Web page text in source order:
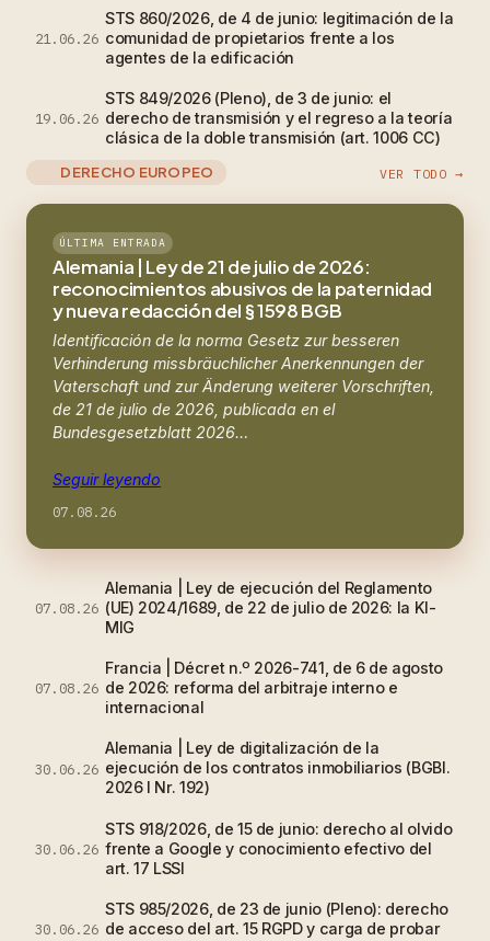
21.06.26
STS 860/2026, de 4 de junio: legitimación de la
comunidad de propietarios frente a los
agentes de la edificación
19.06.26
STS 849/2026 (Pleno), de 3 de junio: el
derecho de transmisión y el regreso a la teoría
clásica de la doble transmisión (art. 1006 CC)
DERECHO EUROPEO
VER TODO →
ÚLTIMA ENTRADA
Alemania | Ley de 21 de julio de 2026:
reconocimientos abusivos de la paternidad
y nueva redacción del § 1598 BGB
Identificación de la norma Gesetz zur besseren
Verhinderung missbräuchlicher Anerkennungen der
Vaterschaft und zur Änderung weiterer Vorschriften,
de 21 de julio de 2026, publicada en el
Bundesgesetzblatt 2026…
Seguir leyendo
07.08.26
07.08.26
Alemania | Ley de ejecución del Reglamento
(UE) 2024/1689, de 22 de julio de 2026: la KI-
MIG
07.08.26
Francia | Décret n.º 2026-741, de 6 de agosto
de 2026: reforma del arbitraje interno e
internacional
30.06.26
Alemania | Ley de digitalización de la
ejecución de los contratos inmobiliarios (BGBl.
2026 I Nr. 192)
30.06.26
STS 918/2026, de 15 de junio: derecho al olvido
frente a Google y conocimiento efectivo del
art. 17 LSSI
30.06.26
STS 985/2026, de 23 de junio (Pleno): derecho
de acceso del art. 15 RGPD y carga de probar